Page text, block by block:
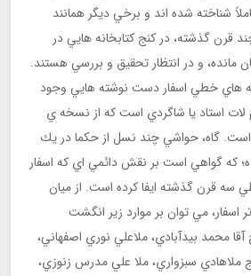
شناخته شده اند و برخي ديگر همانند
قرن گذشته، در كنج كتابخانه هايي در
مانده، و در انتظار تحقيق و بررسي هستند.
هاي خطي اسفار دست نوشته هايي وجود
لات استاد يا شاگردي است كه از نسخه ي
است. گاه، حواشي چند نسل از حكما در يك
گواهي است بر نقش دائمي اي كه اسفار
سه قرن گذشته ايفا كرده است. از ميان
مي توان بر موارد زير انگشت
محمد بيدآبادي، ملاعلي نوري اصفهاني،
ملاهادي سبزواري، ملا علي مدرس زنوزي،